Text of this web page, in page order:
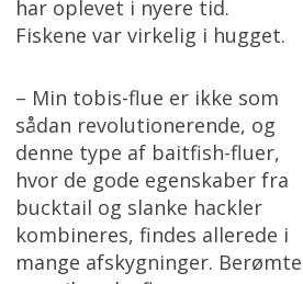
har oplevet i nyere tid.
Fiskene var virkelig i hugget.
– Min tobis-flue er ikke som
sådan revolutionerende, og
denne type af baitfish-fluer,
hvor de gode egenskaber fra
bucktail og slanke hackler
kombineres, findes allerede i
mange afskygninger. Berømte